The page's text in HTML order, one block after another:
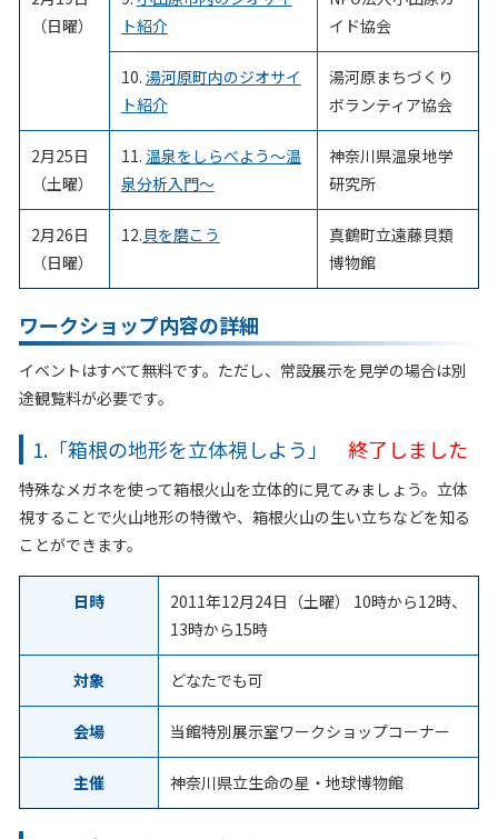
（日曜）
ト紹介
イド協会
10. 湯河原町内のジオサイ
ト紹介
湯河原まちづくり
ボランティア協会
2月25日
（土曜）
11. 温泉をしらべよう～温
泉分析入門～
神奈川県温泉地学
研究所
2月26日
（日曜）
12. 貝を磨こう
真鶴町立遠藤貝類
博物館
ワークショップ内容の詳細
イベントはすべて無料です。ただし、常設展示を見学の場合は別
途観覧料が必要です。
1.「箱根の地形を立体視しよう」 終了しました
特殊なメガネを使って箱根火山を立体的に見てみましょう。立体
視することで火山地形の特徴や、箱根火山の生い立ちなどを知る
ことができます。
日時
2011年12月24日（土曜） 10時から12時、
13時から15時
対象 どなたでも可
会場 当館特別展示室ワークショップコーナー
主催 神奈川県立生命の星・地球博物館